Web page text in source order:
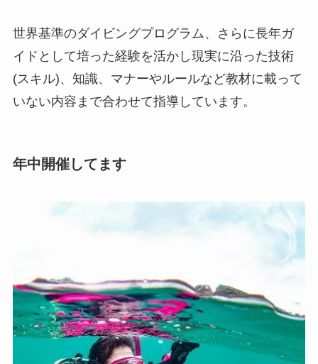
世界基準のダイビングプログラム、さらに長年ガ
イドとして培った経験を活かし現実に沿った技術
(スキル)、知識、マナーやルールなど教材に載って
いない内容まで合わせて指導しています。
年中開催してます